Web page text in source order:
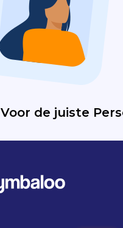
Voor de juiste